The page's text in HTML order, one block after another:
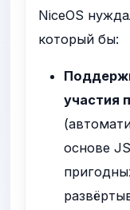
NiceOS
который бы:
участия
основе